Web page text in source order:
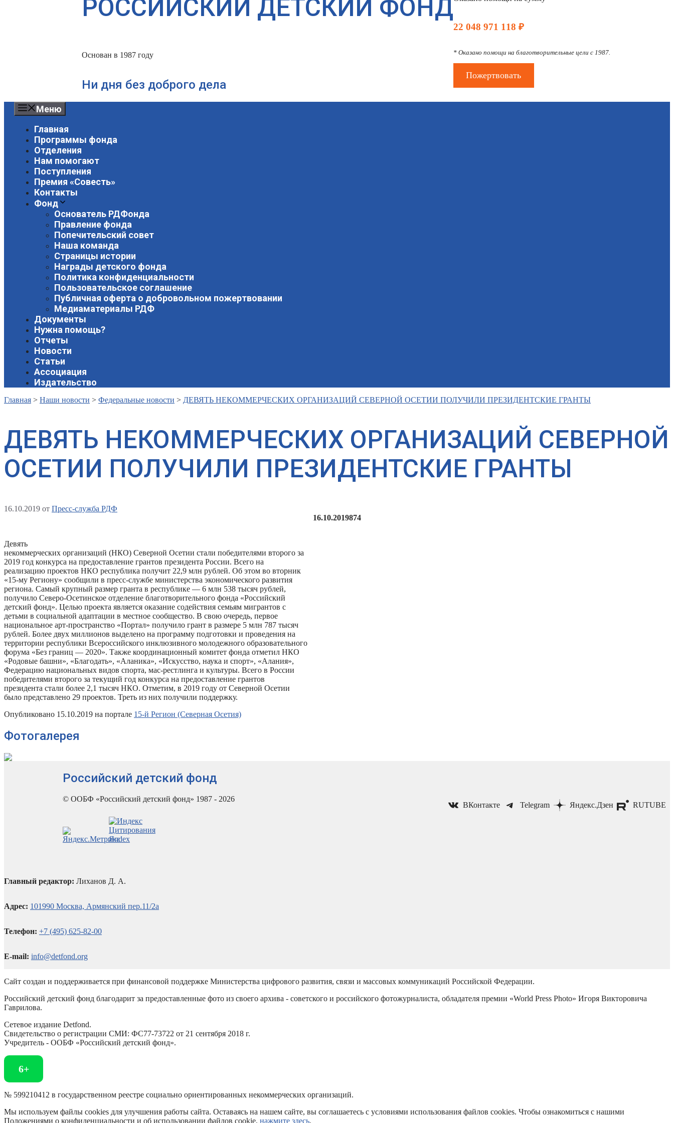
РОССИЙСКИЙ ДЕТСКИЙ ФОНД
Основан в 1987 году
Ни дня без доброго дела
22 048 971 118 ₽
* Оказано помощи на благотворительные цели с 1987.
Пожертвовать
Меню
Главная
Программы фонда
Отделения
Нам помогают
Поступления
Премия «Совесть»
Контакты
Фонд
Основатель РДФонда
Правление фонда
Попечительский совет
Наша команда
Страницы истории
Награды детского фонда
Политика конфиденциальности
Пользовательское соглашение
Публичная оферта о добровольном пожертвовании
Медиаматериалы РДФ
Документы
Нужна помощь?
Отчеты
Новости
Статьи
Ассоциация
Издательство
Главная > Наши новости > Федеральные новости > ДЕВЯТЬ НЕКОММЕРЧЕСКИХ ОРГАНИЗАЦИЙ СЕВЕРНОЙ ОСЕТИИ ПОЛУЧИЛИ ПРЕЗИДЕНТСКИЕ ГРАНТЫ
ДЕВЯТЬ НЕКОММЕРЧЕСКИХ ОРГАНИЗАЦИЙ СЕВЕРНОЙ
ОСЕТИИ ПОЛУЧИЛИ ПРЕЗИДЕНТСКИЕ ГРАНТЫ
16.10.2019 от Пресс-служба РДФ
16.10.2019874
Девять
некоммерческих организаций (НКО) Северной Осетии стали победителями второго за
2019 год конкурса на предоставление грантов президента России. Всего на
реализацию проектов НКО республика получит 22,9 млн рублей. Об этом во вторник
«15-му Региону» сообщили в пресс-службе министерства экономического развития
региона. Самый крупный размер гранта в республике — 6 млн 538 тысяч рублей,
получило Северо-Осетинское отделение благотворительного фонда «Российский
детский фонд». Целью проекта является оказание содействия семьям мигрантов с
детьми в социальной адаптации в местное сообщество. В свою очередь, первое
национальное арт-пространство «Портал» получило грант в размере 5 млн 787 тысяч
рублей. Более двух миллионов выделено на программу подготовки и проведения на
территории республики Всероссийского инклюзивного молодежного образовательного
форума «Без границ — 2020». Также координационный комитет фонда отметил НКО
«Родовые башни», «Благодать», «Аланика», «Искусство, наука и спорт», «Алания»,
Федерацию национальных видов спорта, мас-рестлинга и культуры. Всего в России
победителями второго за текущий год конкурса на предоставление грантов
президента стали более 2,1 тысяч НКО. Отметим, в 2019 году от Северной Осетии
было представлено 29 проектов. Треть из них получили поддержку.
Опубликовано 15.10.2019 на портале 15-й Регион (Северная Осетия)
Фотогалерея
Российский детский фонд
© ООБФ «Российский детский фонд» 1987 - 2026
ВКонтакте Telegram Яндекс.Дзен RUTUBE
Главный редактор: Лиханов Д. А.
Адрес: 101990 Москва, Армянский пер.11/2а
Телефон: +7 (495) 625-82-00
E-mail: info@detfond.org
Сайт создан и поддерживается при финансовой поддержке Министерства цифрового развития, связи и массовых коммуникаций Российской Федерации.
Российский детский фонд благодарит за предоставленные фото из своего архива - советского и российского фотожурналиста, обладателя премии «World Press Photo» Игоря Викторовича
Гаврилова.
Сетевое издание Detfond.
Свидетельство о регистрации СМИ: ФС77-73722 от 21 сентября 2018 г.
Учредитель - ООБФ «Российский детский фонд».
6+
№ 599210412 в государственном реестре социально ориентированных некоммерческих организаций.
Мы используем файлы cookies для улучшения работы сайта. Оставаясь на нашем сайте, вы соглашаетесь с условиями использования файлов cookies. Чтобы ознакомиться с нашими
Положениями о конфиденциальности и об использовании файлов cookie, нажмите здесь.